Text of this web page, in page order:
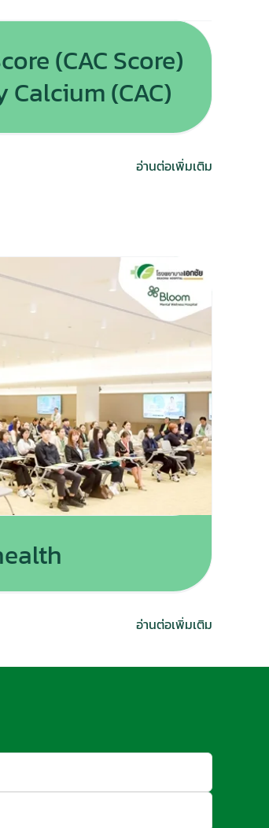
(CAC Score)
(CAC)
อ่านต่อเพิ่มเติม
อ่านต่อเพิ่มเติม